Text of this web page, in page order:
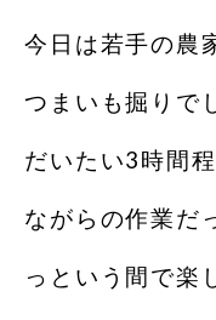
今日は若手の農
つまいも掘りで
だいたい3時間
ながらの作業だ
っという間で楽